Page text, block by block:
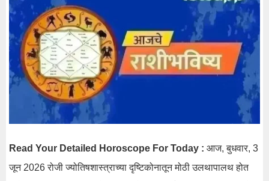
Read Your Detailed Horoscope For Today : आज, बुधवार, 3
जून 2026 रोजी ज्योतिषशास्त्राच्या दृष्टिकोनातून मोठी उलथापालथ होत